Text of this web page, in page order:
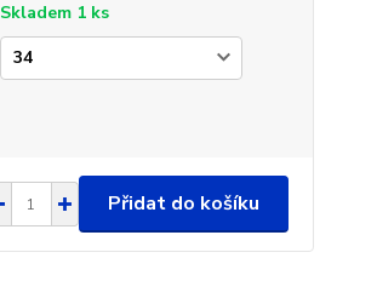
Skladem 1 ks
Přidat do košíku